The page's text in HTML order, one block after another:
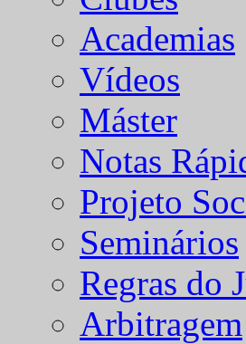
Academias
Vídeos
Máster
Notas
Projeto
Seminários
Regras do
Arbitragem